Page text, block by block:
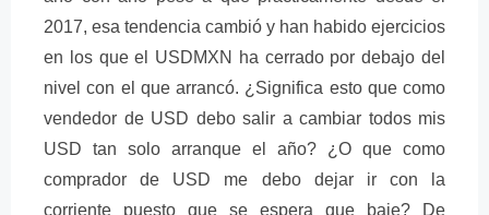
2017, esa tendencia cambió y han habido ejercicios
en los que el USDMXN ha cerrado por debajo del
nivel con el que arrancó. ¿Significa esto que como
vendedor de USD debo salir a cambiar todos mis
USD tan solo arranque el año? ¿O que como
comprador de USD me debo dejar ir con la
corriente puesto que se espera que baje? De